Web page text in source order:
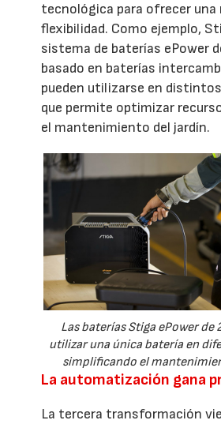
tecnológica para ofrecer una
flexibilidad. Como ejemplo,
sistema de baterías ePower
basado en baterías
pueden utilizarse en
que permite optimizar
el mantenimiento del jardín.
Las baterías Stiga ePower de
utilizar una única batería en
simplificando el
La automatización gana
La tercera transformación